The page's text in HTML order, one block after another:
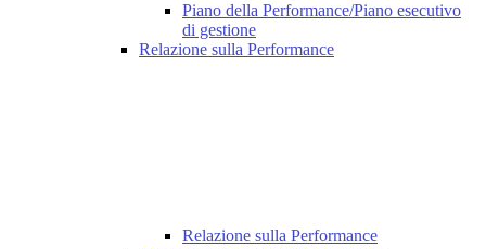
Piano della Performance/Piano esecutivo
di gestione
Relazione sulla Performance
Relazione sulla Performance